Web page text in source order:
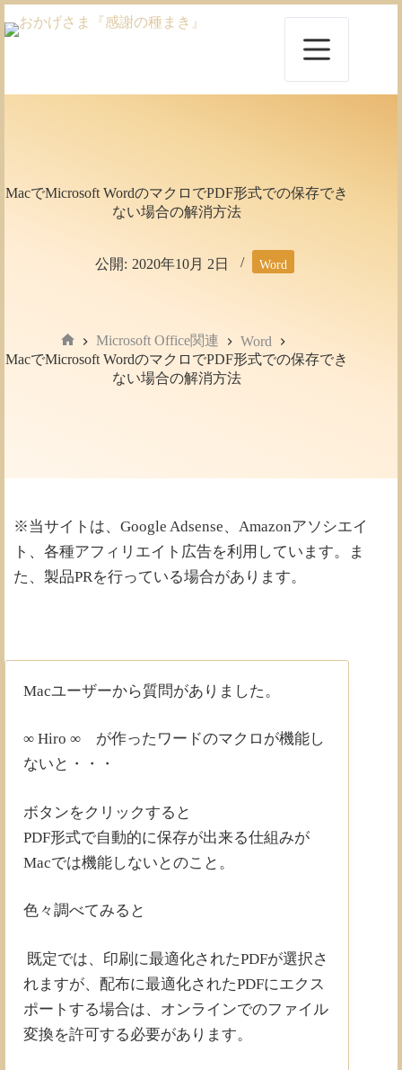
ン
MacでMicrosoft WordのマクロでPDF形式での保存でき
ない場合の解消方法
公開: 2020年10月 2日 Word
ホ
Microsoft Office関連
Word
MacでMicrosoft WordのマクロでPDF形式での保存でき
ない場合の解消方法
※当サイトは、Google Adsense、Amazonアソシエイ
ト、各種アフィリエイト広告を利用しています。ま
た、製品PRを行っている場合があります。
Macユーザーから質問がありました。
∞ Hiro ∞ が作ったワードのマクロが機能し
ないと・・・
ボタンをクリックすると
PDF形式で自動的に保存が出来る仕組みが
Macでは機能しないとのこと。
色々調べてみると
既定では、印刷に最適化されたPDFが選択さ
れますが、配布に最適化されたPDFにエクス
ポートする場合は、オンラインでのファイル
変換を許可する必要があります。